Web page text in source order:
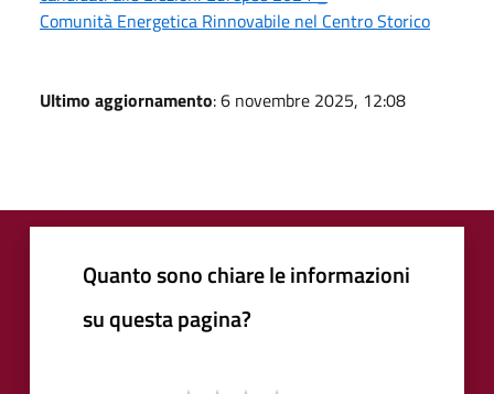
Comunità Energetica Rinnovabile nel Centro Storico
Ultimo aggiornamento: 6 novembre 2025, 12:08
Quanto sono chiare le informazioni
su questa pagina?